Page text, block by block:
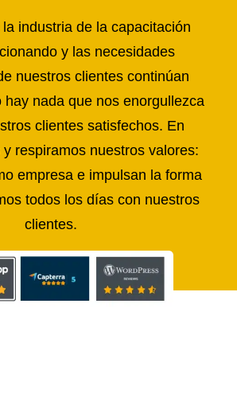
industria de la capacitación
y las necesidades
nuestros clientes continúan
hay nada que nos enorgullezca
clientes satisfechos. En
respiramos nuestros valores:
empresa e impulsan la forma
todos los días con nuestros
clientes.